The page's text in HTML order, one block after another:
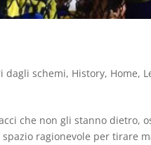
dagli schemi, History, Home,
che non gli stanno dietro,
ragionevole per tirare